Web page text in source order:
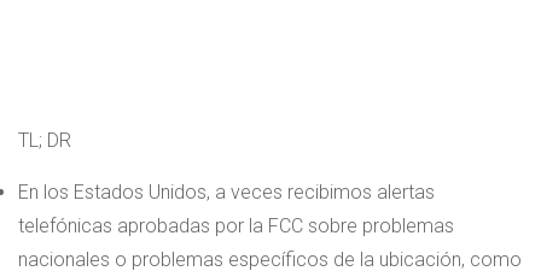
TL; DR
En los Estados Unidos, a veces recibimos alertas
telefónicas aprobadas por la FCC sobre problemas
nacionales o problemas específicos de la ubicación, como